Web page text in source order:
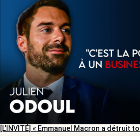
[L’INVITÉ] « Emmanuel Macron a détruit